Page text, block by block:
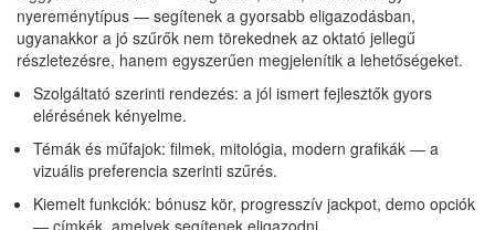
nyereménytípus — segítenek a gyorsabb eligazodásban,
ugyanakkor a jó szűrők nem törekednek az oktató jellegű
részletezésre, hanem egyszerűen megjelenítik a lehetőségeket.
Szolgáltató szerinti rendezés: a jól ismert fejlesztők gyors
elérésének kényelme.
Témák és műfajok: filmek, mitológia, modern grafikák — a
vizuális preferencia szerinti szűrés.
Kiemelt funkciók: bónusz kör, progresszív jackpot, demo opciók
— címkék, amelyek segítenek eligazodni.